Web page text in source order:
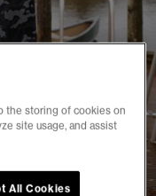
7 8
the storing of cookies on
site usage, and assist
All Cookies